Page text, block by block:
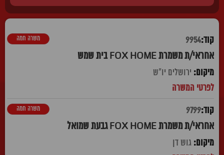
9954
אחראי/ת משמרת FOX HOME בית שמש
משרה חמה
ירושלים יו"ש
9799
אחראי/ת משמרת FOX HOME גבעת שמואל
משרה חמה
גוש דן